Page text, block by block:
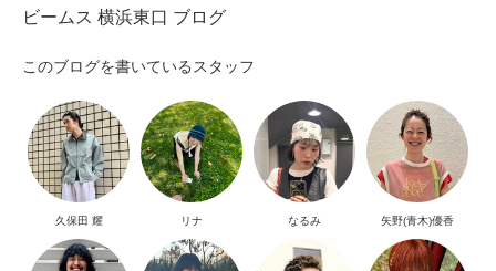
ビームス 横浜東口 ブログ
このブログを書いているスタッフ
久保田 耀 リナ なるみ 矢野(青木)優香